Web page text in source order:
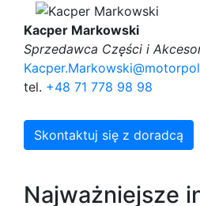
Kacper Markowski
Sprzedawca Części i
tel. +48 71 778 98 98
Skontaktuj się z doradcą
Najważniejsze